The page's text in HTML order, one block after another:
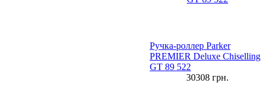
Ручка-роллер Parker
PREMIER Deluxe Chiselling
GT 89 522
30308 грн.